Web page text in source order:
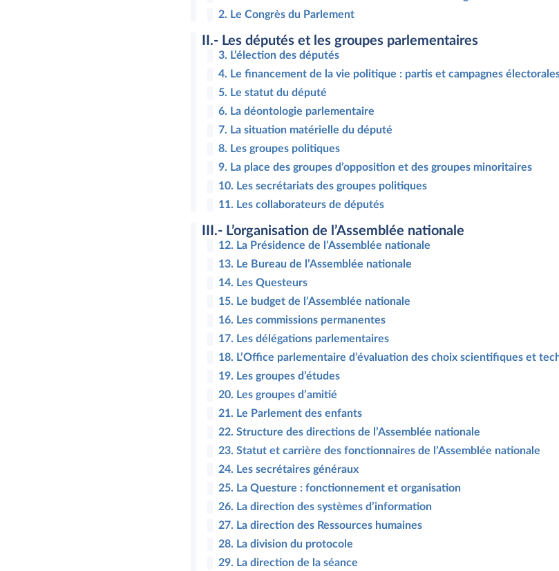
2. Le Congrès du Parlement
II.- Les députés et les groupes parlementaires
3. L’élection des députés
4. Le financement de la vie politique : partis et campagnes
5. Le statut du député
6. La déontologie parlementaire
7. La situation matérielle du député
8. Les groupes politiques
9. La place des groupes d’opposition et des groupes minoritaires
10. Les secrétariats des groupes politiques
11. Les collaborateurs de députés
III.- L’organisation de l’Assemblée nationale
12. La Présidence de l’Assemblée nationale
13. Le Bureau de l’Assemblée nationale
14. Les Questeurs
15. Le budget de l’Assemblée nationale
16. Les commissions permanentes
17. Les délégations parlementaires
18. L’Office parlementaire d’évaluation des choix scientifiques et
19. Les groupes d’études
20. Les groupes d’amitié
21. Le Parlement des enfants
22. Structure des directions de l’Assemblée nationale
23. Statut et carrière des fonctionnaires de l’Assemblée nationale
24. Les secrétaires généraux
25. La Questure : fonctionnement et organisation
26. La direction des systèmes d’information
27. La direction des Ressources humaines
28. La division du protocole
29. La direction de la séance